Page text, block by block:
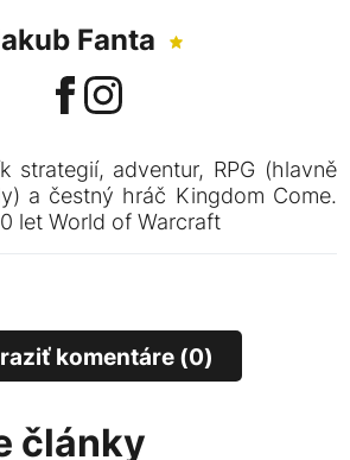
Fanta
strategií, adventur, RPG (hlavně
a čestný hráč Kingdom Come.
let World of Warcraft
komentáre (0)
články